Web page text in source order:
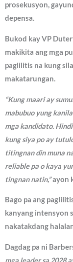
prosekusyon,
depensa.
Bukod kay VP
makikita ang mga
paglilitis na kung
makatarungan.
“Kung maari ay
mabubuo yung
mga kandidato.
kung siya po ay
titingnan din muna
reliable pa o kaya
tingnan natin,”ayon
Bago pa ang
kanyang intensyon
nakatakdang
Dagdag pa ni
mga leader sa 2028